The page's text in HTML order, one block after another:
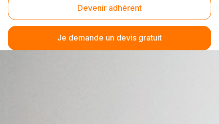
Devenir adhérent
Je demande un devis gratuit